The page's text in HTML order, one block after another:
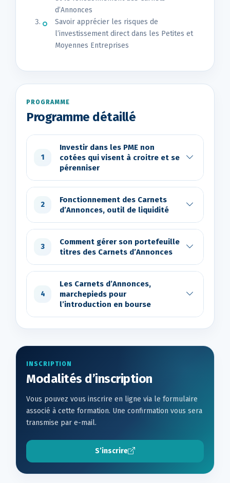
d’Annonces
Savoir apprécier les risques de
l’investissement direct dans les Petites et
Moyennes Entreprises
PROGRAMME
Programme détaillé
1
Investir dans les PME non
cotées qui visent à croitre et se
pérenniser
2
Fonctionnement des Carnets
d’Annonces, outil de liquidité
3
Comment gérer son portefeuille
titres des Carnets d’Annonces
4
Les Carnets d’Annonces,
marchepieds pour
l’introduction en bourse
INSCRIPTION
Modalités d’inscription
Vous pouvez vous inscrire en ligne via le formulaire
associé à cette formation. Une confirmation vous sera
transmise par e-mail.
S’inscrire